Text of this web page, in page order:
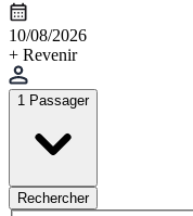
10/08/2026
+ Revenir
1 Passager
Rechercher